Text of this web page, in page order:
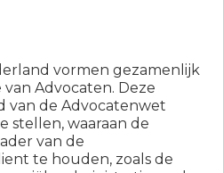
vormen gezamenlijk
Advocaten. Deze
van de Advocatenwet
stellen, waaraan de
van de
te houden, zoals de